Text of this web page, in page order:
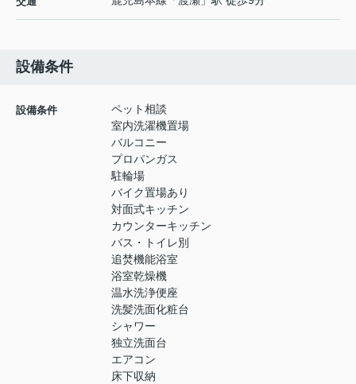
設備条件
設備条件
ペット相談
室内洗濯機置場
バルコニー
プロパンガス
駐輪場
バイク置場あり
対面式キッチン
カウンターキッチン
バス・トイレ別
追焚機能浴室
浴室乾燥機
温水洗浄便座
洗髪洗面化粧台
シャワー
独立洗面台
エアコン
床下収納